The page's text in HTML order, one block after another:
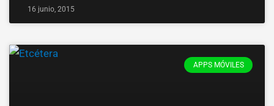
16 junio, 2015
APPS MÓVILES